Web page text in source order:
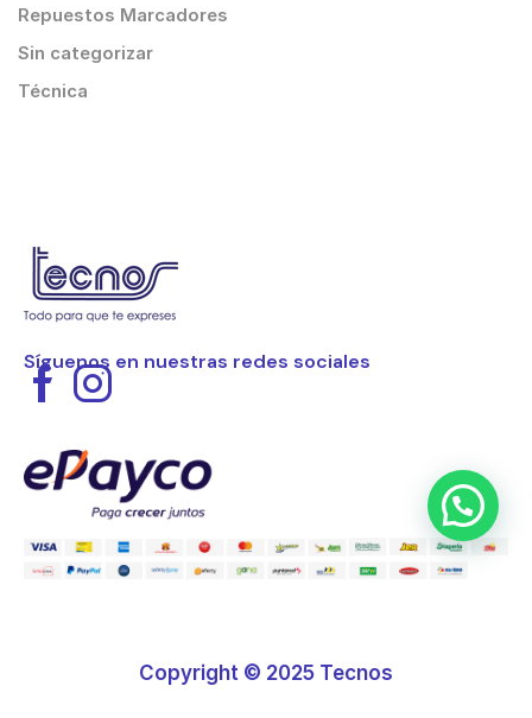
Repuestos Marcadores
Sin categorizar
Técnica
Síguenos en nuestras redes sociales
Copyright © 2025 Tecnos